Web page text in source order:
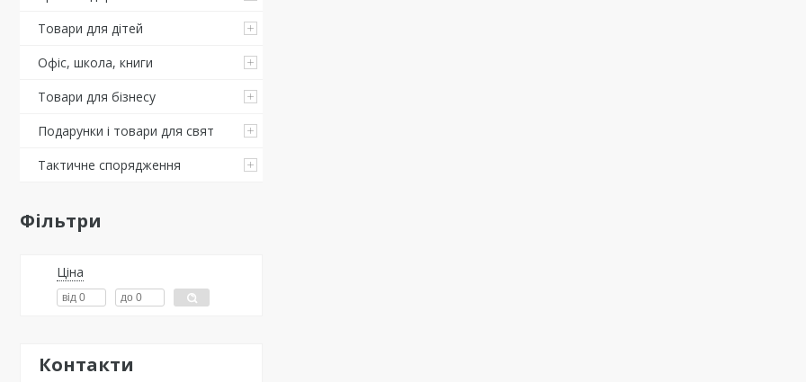
Товари для дітей
Офіс, школа, книги
Товари для бізнесу
Подарунки і товари для свят
Тактичне спорядження
Фільтри
Ціна
Контакти